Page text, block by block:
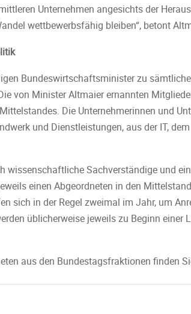
Unternehmen angesichts der
wettbewerbsfähig bleiben“, betont
Bundeswirtschaftsminister zu
von Minister Altmaier ernannten
Die Unternehmerinnen und
und Dienstleistungen, aus der IT,
wissenschaftliche Sachverständige und
einen Abgeordneten in den
sich in der Regel zweimal im Jahr, um
üblicherweise jeweils zu Beginn einer
aus den Bundestagsfraktionen finden